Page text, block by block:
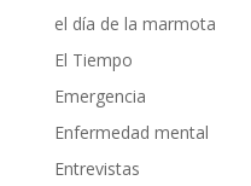
el día de la marmota
El Tiempo
Emergencia
Enfermedad mental
Entrevistas